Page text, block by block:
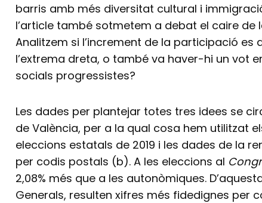
barris amb més diversitat cultural i
l’article també sotmetem a debat el caire de
Analitzem si l’increment de la participació es
l’extrema dreta, o també va haver-hi un vot
socials progressistes?
Les dades per plantejar totes tres idees se
de València, per a la qual cosa hem utilitzat
eleccions estatals de 2019 i les dades de la
per codis postals (b). A les eleccions al
2,08% més que a les autonòmiques.
Generals, resulten xifres més fidedignes per